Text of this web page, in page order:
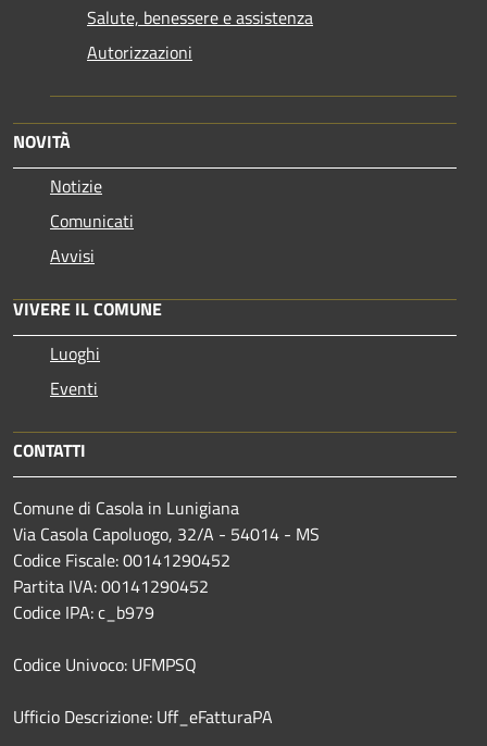
Salute, benessere e assistenza
Autorizzazioni
NOVITÀ
Notizie
Comunicati
Avvisi
VIVERE IL COMUNE
Luoghi
Eventi
CONTATTI
Comune di Casola in Lunigiana
Via Casola Capoluogo, 32/A - 54014 - MS
Codice Fiscale: 00141290452
Partita IVA: 00141290452
Codice IPA: c_b979
Codice Univoco: UFMPSQ
Ufficio Descrizione: Uff_eFatturaPA